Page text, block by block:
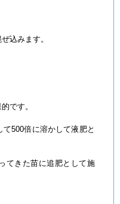
込みます。
です。
500倍に溶かして液肥と
てきた苗に追肥として施